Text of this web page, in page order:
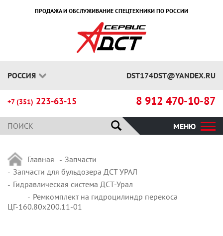
ПРОДАЖА И ОБСЛУЖИВАНИЕ СПЕЦТЕХНИКИ ПО РОССИИ
РОССИЯ DST174DST@YANDEX.RU
+7 (351) 223-63-15 8 912 470-10-87
МЕНЮ
Главная
Запчасти
Запчасти для бульдозера ДСТ УРАЛ
Гидравлическая система ДСТ-Урал
Ремкомплект на гидроцилиндр перекоса
ЦГ-160.80х200.11-01